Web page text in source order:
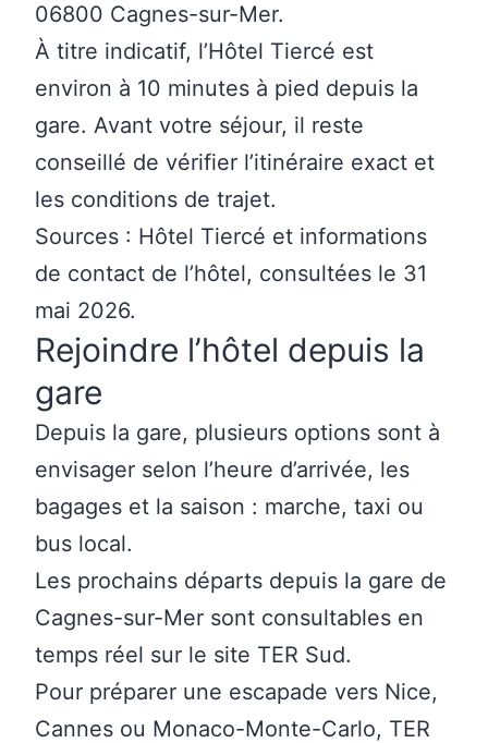
06800 Cagnes-sur-Mer.
À titre indicatif, l’Hôtel Tiercé est
environ à 10 minutes à pied depuis la
gare. Avant votre séjour, il reste
conseillé de vérifier l’itinéraire exact et
les conditions de trajet.
Sources : Hôtel Tiercé et informations
de contact de l’hôtel, consultées le 31
mai 2026.
Rejoindre l’hôtel depuis la
gare
Depuis la gare, plusieurs options sont à
envisager selon l’heure d’arrivée, les
bagages et la saison : marche, taxi ou
bus local.
Les prochains départs depuis la gare de
Cagnes-sur-Mer sont consultables en
temps réel sur le site TER Sud.
Pour préparer une escapade vers Nice,
Cannes ou Monaco-Monte-Carlo, TER